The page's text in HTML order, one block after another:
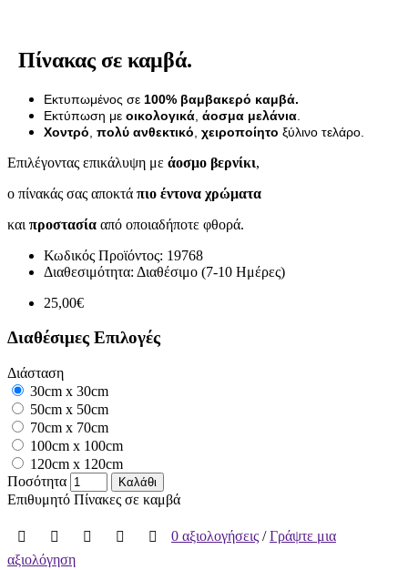
Πίνακας σε καμβά.
Εκτυπωμένος σε 100% βαμβακερό καμβά.
Εκτύπωση με οικολογικά άοσμα μελάνια
Χοντρό πολύ ανθεκτικό χειροποίητο ξύλινο τελάρο.
Επιλέγοντας επικάλυψη με άοσμο βερνίκι,
ο πίνακάς σας αποκτά πιο έντονα χρώματα
και προστασία από οποιαδήποτε φθορά.
Κωδικός Προϊόντος: 19768
Διαθεσιμότητα: Διαθέσιμο (7-10 Ημέρες)
25,00€
Διαθέσιμες Επιλογές
Διάσταση
30cm x 30cm
50cm x 50cm
70cm x 70cm
100cm x 100cm
120cm x 120cm
Ποσότητα
Καλάθι
Επιθυμητό Πίνακες σε καμβά
0 αξιολογήσεις /Γράψτε μια
αξιολόγηση